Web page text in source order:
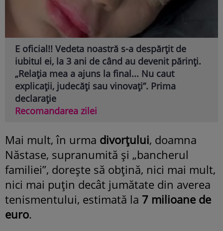
E oficial!! Vedeta noastră s-a despărțit de
iubitul ei, la 3 ani de când au devenit părinți.
„Relația mea a ajuns la final... Nu caut
explicații, judecăți sau vinovați”. Prima
declarație
Recomandarea zilei
Mai mult, în urma divorţului, doamna
Năstase, supranumită şi „bancherul
familiei”, doreşte să obţină, nici mai mult,
nici mai puţin decât jumătate din averea
tenismentului, estimată la 7 milioane de
euro.